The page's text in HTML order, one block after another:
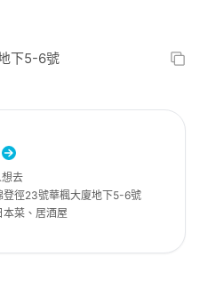
下5-6號
想去
登徑23號華楓大廈地下5-6號
本菜、居酒屋